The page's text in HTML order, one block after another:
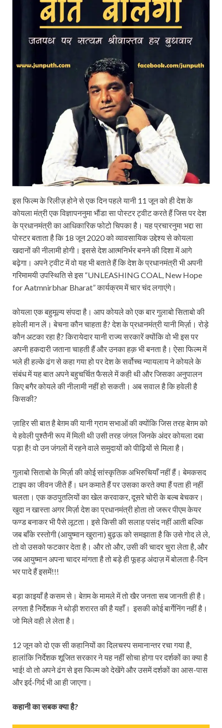
इस फिल्म के रिलीज़ होने से एक दिन पहले यानी 11 जून को ही देश के
कोयला मंत्री एक विज्ञापननुमा भौंडा सा पोस्टर ट्वीट करते हैं जिस पर देश
के प्रधानमंत्री का आधिकारिक फोटो चिपका है। यह प्रचारनुमा भद्दा सा
पोस्टर बताता है कि 18 जून 2020 को व्यावसायिक उद्देश्य से कोयला
खदानों की नीलामी होगी। इससे देश आत्मनिर्भर बनने की दिशा में आगे
बढ़ेगा। अपने ट्वीट में वो यह भी बताते हैं कि देश के प्रधानमंत्री भी अपनी
गरिमामयी उपस्थिति से इस “UNLEASHING COAL, New Hope
for Aatmnirbhar Bharat” कार्यक्रम में चार चंद लगाएंगे।
कोयला एक बहुमूल्य संपदा है। आप कोयले को एक बार गुलाबो सिताबो की
हवेली मान लें। बेचना कौन चाहता है? देश के प्रधानमंत्री यानी मिर्ज़ा। रोड़े
कौन अटका रहा है? किरायेदार यानी राज्य सरकारें क्योंकि वो भी इस पर
अपनी हकदारी जताना चाहती हैं और उनका हक़ भी बनता है। ऐसा फिल्म में
भले ही हल्के ढंग से कहा गया हो पर देश के सर्वोच्च न्यायलाय ने कोयले के
संबंध में यह बात अपने बहुचर्चित फैसले में कही थी और जिसका अनुपालन
किए बगैर कोयले की नीलामी नहीं हो सकती। अब सवाल है कि हवेली है
किसकी?
ज़ाहिर सी बात है बेग़म की यानी ग्राम सभाओं की क्योंकि जिस तरह बेग़म को
ये हवेली पुश्तैनी रूप में मिली थी उसी तरह जंगल जिनके अंदर कोयला दबा
पड़ा है! वो उन जंगलों में रहने वाले समुदायों को पीढ़ियों से मिला है।
गुलाबो सिताबो के मिर्ज़ा की कोई सांस्कृतिक अभिरुचियाँ नहीं हैं। बेमकसद
टाइप का जीवन जीते हैं। धन कमाते हैं पर उसका करते क्या हैं पता ही नहीं
चलता। एक कठपुतलियों का खेल करवाकर, दूसरे चोरी के बल्ब बेचकर।
खुदा न खास्ता अगर मिर्ज़ा देश का प्रधानमंत्री होता तो जरूर पीएम केयर
फण्ड बनाकर भी पैसे लूटता। इसे किसी की सलाह पसंद नहीं आती बल्कि
जब बाँके रस्तोगी (आयुष्मान खुराना) बुढ़ऊ को समझाता है कि उसे गोद ले ले,
तो वो उसको फटकार देता है। और तो और, उसी की चादर चुरा लेता है, और
जब आयुष्मान अपना चादर मांगता है तो बड़े ही फूहड़ अंदाज़ में बोलता है-दिन
भर पादे हैं इसमें!!!
बड़ा काइयाँ है कसम से। बेग़म के मामले में तो खैर जनता सब जानती ही है।
लगता है निर्देशक ने थोड़ी शरारत की है यहाँ। इसकी कोई बार्गेनिंग नहीं है।
जो मिले वही ले लेता है।
12 जून को दो एक सी कहानियों का दिलचस्प समानान्तर रचा गया है,
हालांकि निर्देशक शूजित सरकार ने यह नहीं सोचा होगा पर दर्शकों का क्या है
भाई! वो तो अपने ढंग से इस फिल्म को देखेंगे और उसमें दर्शकों का आस-पास
और इर्द-गिर्द भी आ ही जाएगा।
कहानी का सबक क्या है?